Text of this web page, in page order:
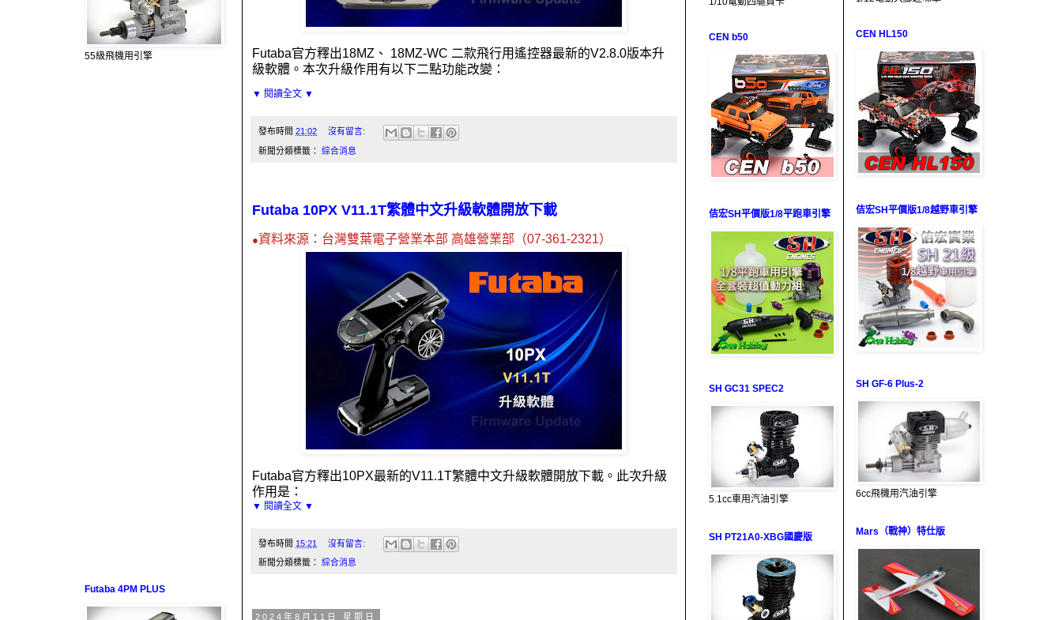
Futaba官方釋出18MZ 、 18MZ-WC 二款飛行用遙控器最新的V2.8.0版本升
級軟體。本次升級作用有以下二點功能改變：
▼ 閱讀全文 ▼
發布時間 21:02 沒有留言:
新聞分類標籤： 綜合消息
Futaba 10PX V11.1T繁體中文升級軟體開放下載
●資料來源：台灣雙葉電子營業本部 高雄營業部（07-361-2321）
Futaba官方釋出10PX最新的V11.1T繁體中文升級軟體開放下載。此次升級
作用是：
▼ 閱讀全文 ▼
發布時間 15:21 沒有留言:
新聞分類標籤： 綜合消息
2024年8月11日 星期日
55級飛機用引擎
Futaba 4PM PLUS
CEN b50
佶宏SH平價版1/8平跑車引擎
SH GC31 SPEC2
5.1cc車用汽油引擎
SH PT21A0-XBG國慶版
CEN HL150
佶宏SH平價版1/8越野車引擎
SH GF-6 Plus-2
6cc飛機用汽油引擎
Mars（戰神）特仕版